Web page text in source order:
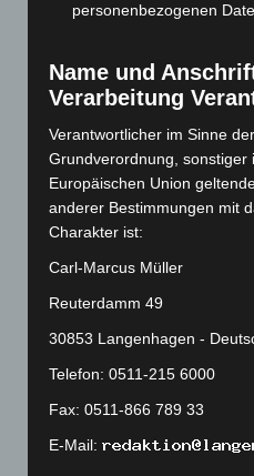
August 2023(134)
Juni 2023(142)
April 2023
(155)
März 2023(174)
Februar 2023(154)
November 2022(167)
Oktober 2022(166)
September 2022(205)
August 2022(166)
Juli 2022 (133)
personenbezogenen
Name und
Verarbeitung
Verantwortlicher im Sinne
Grundverordnung, sonstiger
Europäischen Union
anderer Bestimmungen mit
Charakter ist:
Carl-Marcus Müller
Reuterdamm 49
30853 Langenhagen -
Telefon: 0511-215 6000
Fax: 0511-866 789 33
E-Mail: